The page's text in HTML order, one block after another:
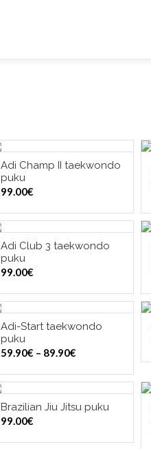
VALITSE VAIHTOEHDOISTA
Adi Champ II taekwondo
puku
99.00€
VALITSE VAIHTOEHDOISTA
Adi Club 3 taekwondo
puku
99.00€
VALITSE VAIHTOEHDOISTA
Adi-Start taekwondo
puku
59.90€ – 89.90€
-
89.90€
VALITSE VAIHTOEHDOISTA
Brazilian Jiu Jitsu puku
99.00€